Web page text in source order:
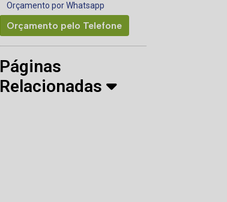
Orçamento por Whatsapp
Orçamento pelo Telefone
Páginas
Relacionadas